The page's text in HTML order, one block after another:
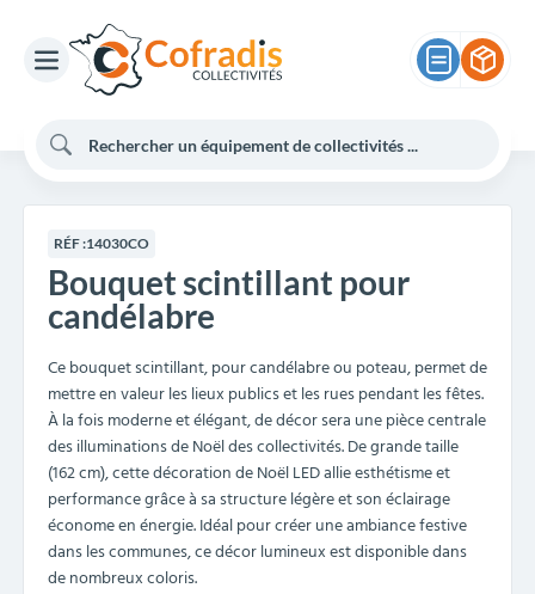
RÉF :14030CO
Bouquet scintillant pour
candélabre
Ce bouquet scintillant, pour candélabre ou poteau, permet de
mettre en valeur les lieux publics et les rues pendant les fêtes.
À la fois moderne et élégant, de décor sera une pièce centrale
des illuminations de Noël des collectivités. De grande taille
(162 cm), cette décoration de Noël LED allie esthétisme et
performance grâce à sa structure légère et son éclairage
économe en énergie. Idéal pour créer une ambiance festive
dans les communes, ce décor lumineux est disponible dans
de nombreux coloris.